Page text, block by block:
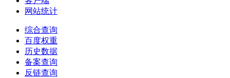
网站统计
综合查询
百度权重
历史数据
备案查询
反链查询